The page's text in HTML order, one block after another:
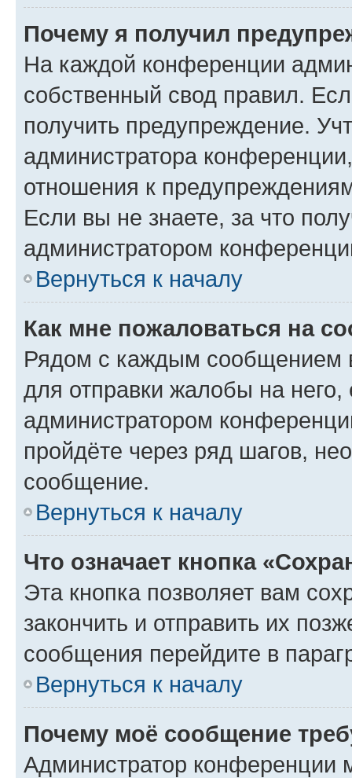
Почему я получил
На каждой конференции
собственный свод правил.
получить предупреждение.
администратора
отношения к
Если вы не знаете, за что
администратором
Вернуться к началу
Как мне пожаловаться на
Рядом с каждым сообщением
для отправки жалобы на
администратором
пройдёте через ряд шагов,
сообщение.
Вернуться к началу
Что означает кнопка
Эта кнопка позволяет вам
закончить и отправить их
сообщения перейдите в
Вернуться к началу
Почему моё сообщение
Администратор конференции